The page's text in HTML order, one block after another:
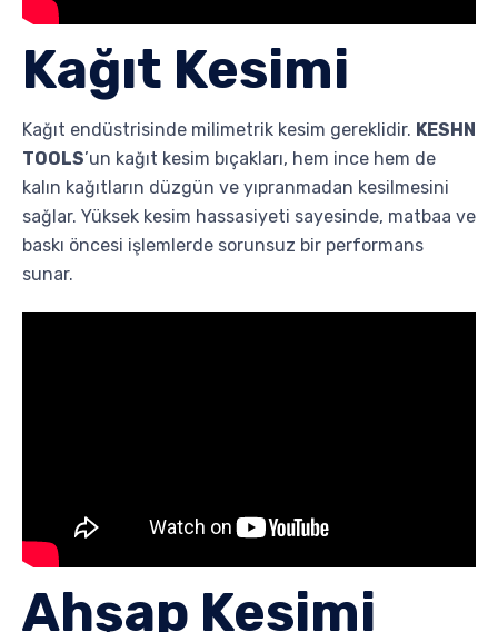
Kağıt Kesimi
Kağıt endüstrisinde milimetrik kesim gereklidir. KESHN
TOOLS’un kağıt kesim bıçakları, hem ince hem de
kalın kağıtların düzgün ve yıpranmadan kesilmesini
sağlar. Yüksek kesim hassasiyeti sayesinde, matbaa ve
baskı öncesi işlemlerde sorunsuz bir performans
sunar.
Ahşap Kesimi